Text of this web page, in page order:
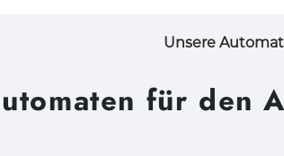
Unsere
für den